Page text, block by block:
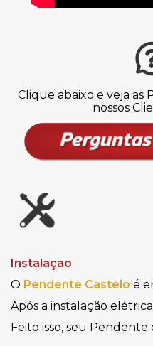
Clique abaixo e veja
nossos
Instalação
O Pendente Castelo é
Após a instalação
Feito isso, seu